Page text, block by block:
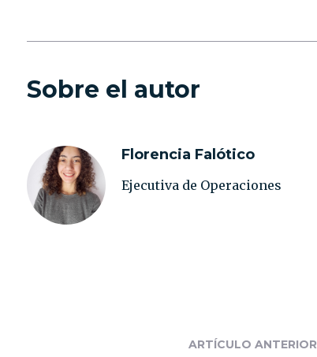
Sobre el autor
Florencia Falótico
Ejecutiva de Operaciones
ARTÍCULO ANTERIOR